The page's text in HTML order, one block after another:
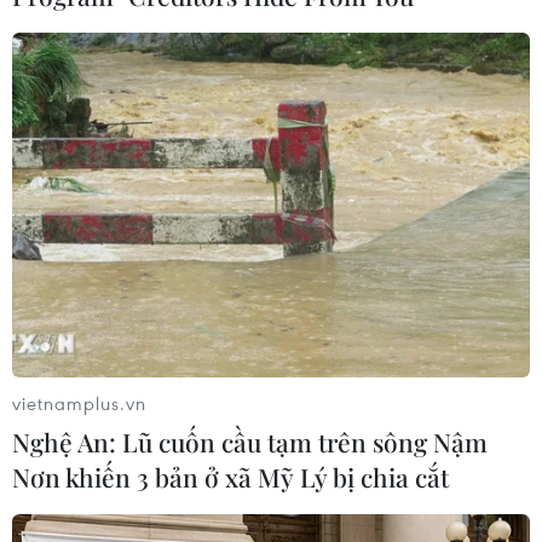
Lợi suất trái phiếu Chính
phủ kỳ hạn 10 năm chạm
gần đỉnh 14 tháng
Thị trường trái phiếu Chính phủ
khép lại năm 2024 với diễn biến
đáng chú ý khi lợi suất kỳ hạn 10
năm ghi nhận mức tăng mạnh
vào cuối tháng 12, tiệm cận mức
cao nhất trong 14 tháng.
vietnamplus.vn
Nghệ An: Lũ cuốn cầu tạm trên sông Nậm
Nơn khiến 3 bản ở xã Mỹ Lý bị chia cắt